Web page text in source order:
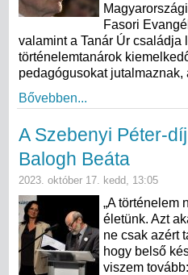
Fasori
valamint a Tanár Úr
történelemtanárok
pedagógusokat
Bővebben...
A Szebenyi Péter-
Balogh Beáta
2023. október 17. kedd, 13:05
„A történelem
életünk. Azt
ne csak azért
hogy belső
viszem